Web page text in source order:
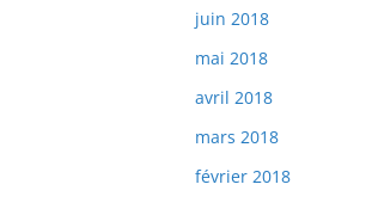
juin 2018
mai 2018
avril 2018
mars 2018
février 2018